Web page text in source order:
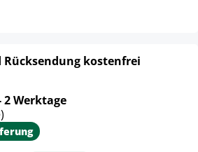
Rücksendung kostenfrei
2 Werktage